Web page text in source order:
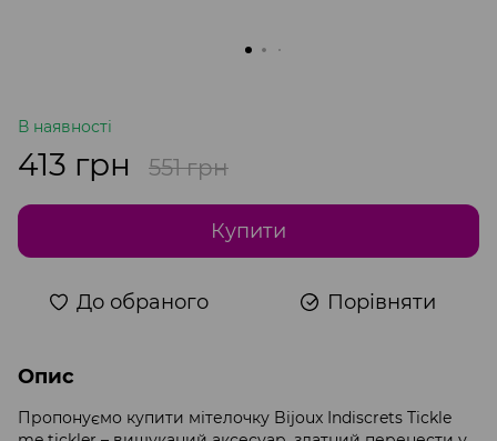
В наявності
413 грн 551 грн
Купити
До обраного Порівняти
Опис
Пропонуємо купити мітелочку Bijoux Indiscrets Tickle